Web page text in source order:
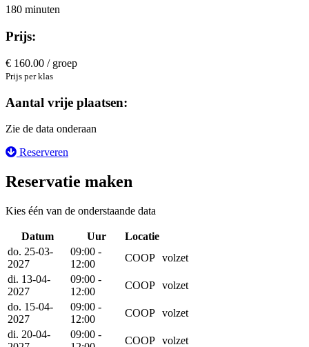
180 minuten
Prijs:
€ 160.00 / groep
Prijs per klas
Aantal vrije plaatsen:
Zie de data onderaan
Reserveren
Reservatie maken
Kies één van de onderstaande data
Datum Uur Locatie
do. 25-03-
2027
09:00 -
12:00
COOP volzet
di. 13-04-
2027
09:00 -
12:00
COOP volzet
do. 15-04-
2027
09:00 -
12:00
COOP volzet
di. 20-04-
09:00 -
COOP volzet